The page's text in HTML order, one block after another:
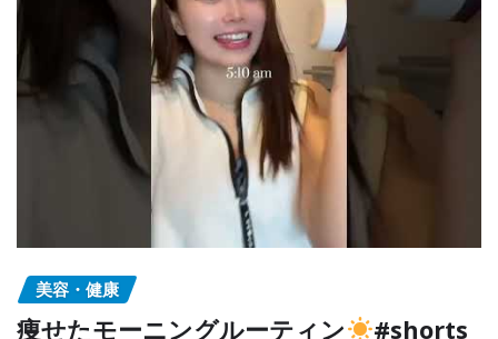
美容・健康
痩せたモーニングルーティン
#shorts